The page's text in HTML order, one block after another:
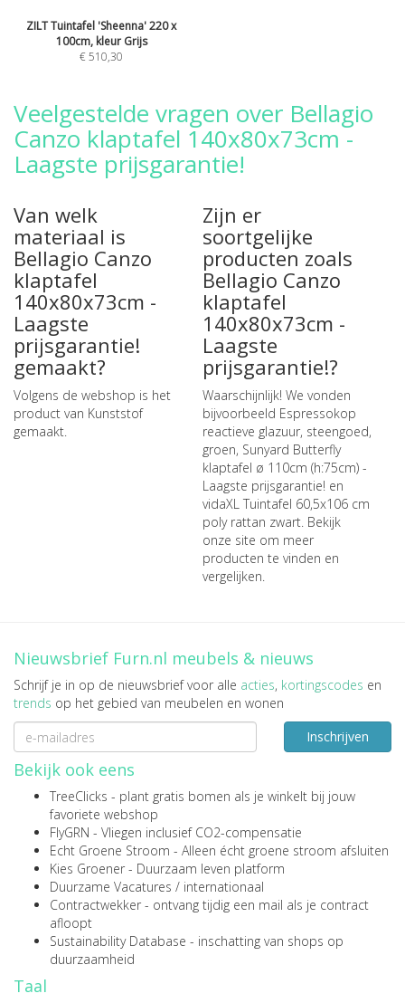
ZILT Tuintafel 'Sheenna' 220 x
100cm, kleur Grijs
€ 510,30
Veelgestelde vragen over Bellagio
Canzo klaptafel 140x80x73cm -
Laagste prijsgarantie!
Van welk
materiaal is
Bellagio Canzo
klaptafel
140x80x73cm -
Laagste
prijsgarantie!
gemaakt?
Volgens de webshop is het
product van Kunststof
gemaakt.
Zijn er
soortgelijke
producten zoals
Bellagio Canzo
klaptafel
140x80x73cm -
Laagste
prijsgarantie!?
Waarschijnlijk! We vonden
bijvoorbeeld Espressokop
reactieve glazuur, steengoed,
groen, Sunyard Butterfly
klaptafel ø 110cm (h:75cm) -
Laagste prijsgarantie!en
vidaXL Tuintafel 60,5x106 cm
poly rattan zwart. Bekijk
onze site om meer
producten te vinden en
vergelijken.
Nieuwsbrief Furn.nl meubels & nieuws
Schrijf je in op de nieuwsbrief voor alle acties, kortingscodes en
trends op het gebied van meubelen en wonen
Inschrijven
Bekijk ook eens
TreeClicks - plant gratis bomen als je winkelt bij jouw
favoriete webshop
FlyGRN - Vliegen inclusief CO2-compensatie
Echt Groene Stroom - Alleen écht groene stroom afsluiten
Kies Groener - Duurzaam leven platform
Duurzame Vacatures / internationaal
Contractwekker - ontvang tijdig een mail als je contract
afloopt
Sustainability Database - inschatting van shops op
duurzaamheid
Taal